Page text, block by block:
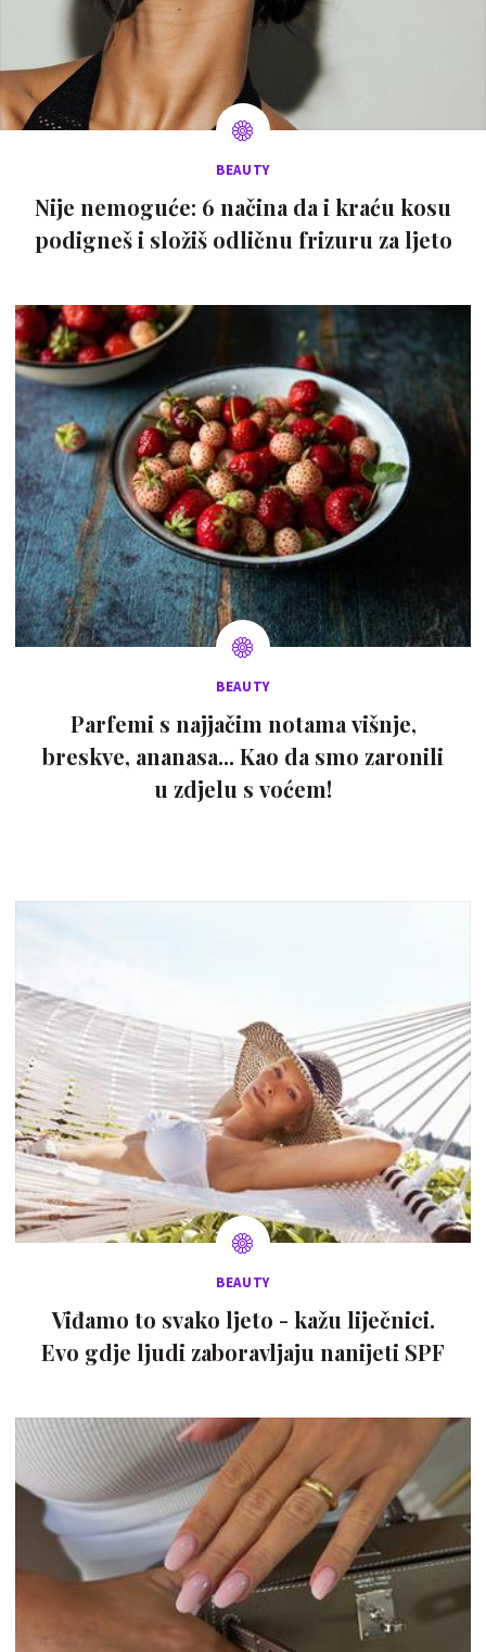
BEAUTY
Nije nemoguće: 6 načina da i kraću kosu
podigneš i složiš odličnu frizuru za ljeto
BEAUTY
Parfemi s najjačim notama višnje,
breskve, ananasa... Kao da smo zaronili
u zdjelu s voćem!
BEAUTY
Viđamo to svako ljeto - kažu liječnici.
Evo gdje ljudi zaboravljaju nanijeti SPF